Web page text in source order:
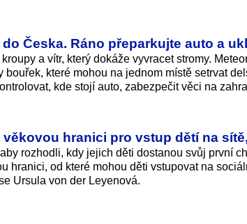
Česka. Ráno přeparkujte auto a
a vítr, který dokáže vyvracet stromy.
bouřek, které mohou na jednom místě setrvat
kde stojí auto, zabezpečit věci na
věkovou hranici pro vstup dětí na
rozhodli, kdy jejich děti dostanou svůj první
hranici, od které mohou děti vstupovat na
Ursula von der Leyenová.